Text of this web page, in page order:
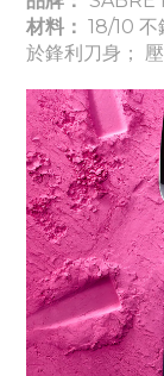
材料： 18/10
於鋒利刀身；